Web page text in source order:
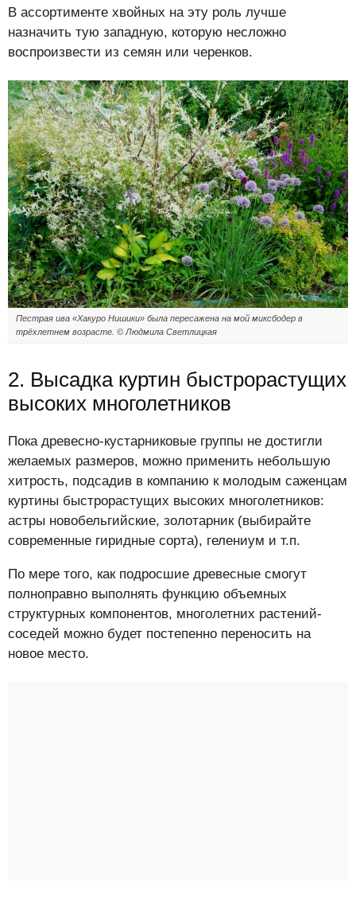
В ассортименте хвойных на эту роль лучше
назначить тую западную, которую несложно
воспроизвести из семян или черенков.
Пестрая ива «Хакуро Нишики» была пересажена на мой миксбодер в
трёхлетнем возрасте. © Людмила Светлицкая
2. Высадка куртин быстрорастущих
высоких многолетников
Пока древесно-кустарниковые группы не достигли
желаемых размеров, можно применить небольшую
хитрость, подсадив в компанию к молодым саженцам
куртины быстрорастущих высоких многолетников:
астры новобельгийские, золотарник (выбирайте
современные гиридные сорта), гелениум и т.п.
По мере того, как подросшие древесные смогут
полноправно выполнять функцию объемных
структурных компонентов, многолетних растений-
соседей можно будет постепенно переносить на
новое место.